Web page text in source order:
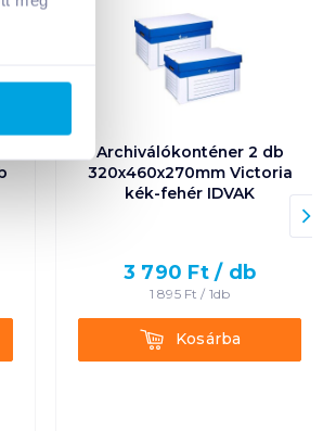
Archiválókonténer 2 db
320x460x270mm Victoria
kék-fehér IDVAK
3 790 Ft / db
1 895Ft / 1db
KosárbaKosárba